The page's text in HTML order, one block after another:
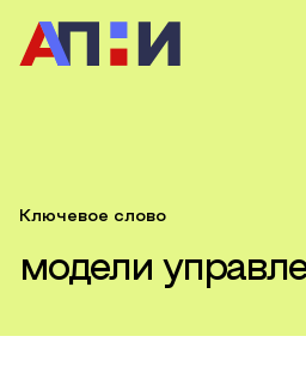
Ключевое слово
модели